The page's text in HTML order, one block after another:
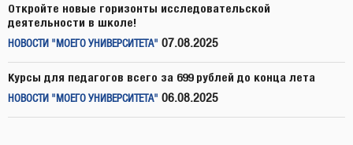
Откройте новые горизонты исследовательской
деятельности в школе!
НОВОСТИ "МОЕГО УНИВЕРСИТЕТА" 07.08.2025
Курсы для педагогов всего за 699 рублей до конца лета
НОВОСТИ "МОЕГО УНИВЕРСИТЕТА" 06.08.2025